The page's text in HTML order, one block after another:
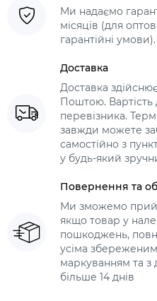
Ми надаємо
місяців (для
гарантійні умови).
Доставка
Доставка
Поштою. Вартість
перевізника.
завжди можете
самостійно з
у будь-який
Повернення та
Ми зможемо
якщо товар у
пошкоджень,
усіма
маркуванням та з
більше 14 днів